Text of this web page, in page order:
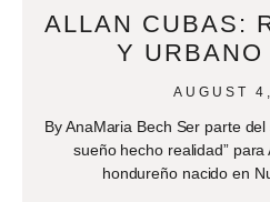
ALLAN CUBAS:
Y URBANO
AUGUST
By AnaMaria Bech Ser parte
sueño hecho realidad”
hondureño nacido en